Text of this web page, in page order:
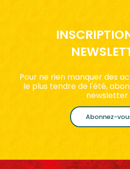
Pour ne rien manquer des
le plus tendre de l'été,
newsletter
Abonnez-